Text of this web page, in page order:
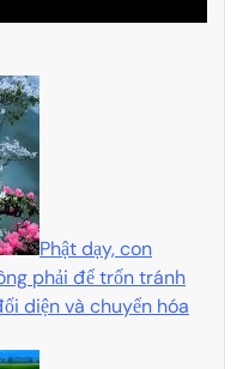
Phật dạy, con
phải để trốn tránh
diện và chuyển hóa